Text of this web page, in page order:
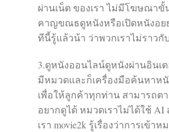
ผ่านเน็ต ของเรา ไม่มีโฆษณาขั้
คาญขณธดูหนังหรือเปิดหนังอย
ทีนี้รู้แล้วน้า ว่าพวกเราไม่ราวกั
3.ดูหนังออนไลน์ดูหนังผ่านอินเต
มีหมวดและก็เครื่องมือค้นหาห
เพื่อให้ลูกค้าทุกท่าน สามารถต
อยากดูได้ หมวดเราไม่ได้ใช้ AI
เรา movie2k รู้เรื่องว่าการเข้า